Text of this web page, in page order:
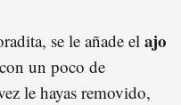
se le añade el ajo
con un poco de
le hayas removido,